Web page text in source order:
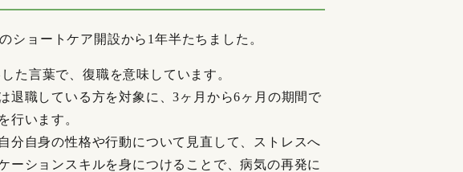
ョートケア開設から1年半たちました。
た言葉で、復職を意味しています。
退職している方を対象に、3ヶ月から6ヶ月の期間で
行います。
分自身の性格や行動について見直して、ストレスへ
ーションスキルを身につけることで、病気の再発に